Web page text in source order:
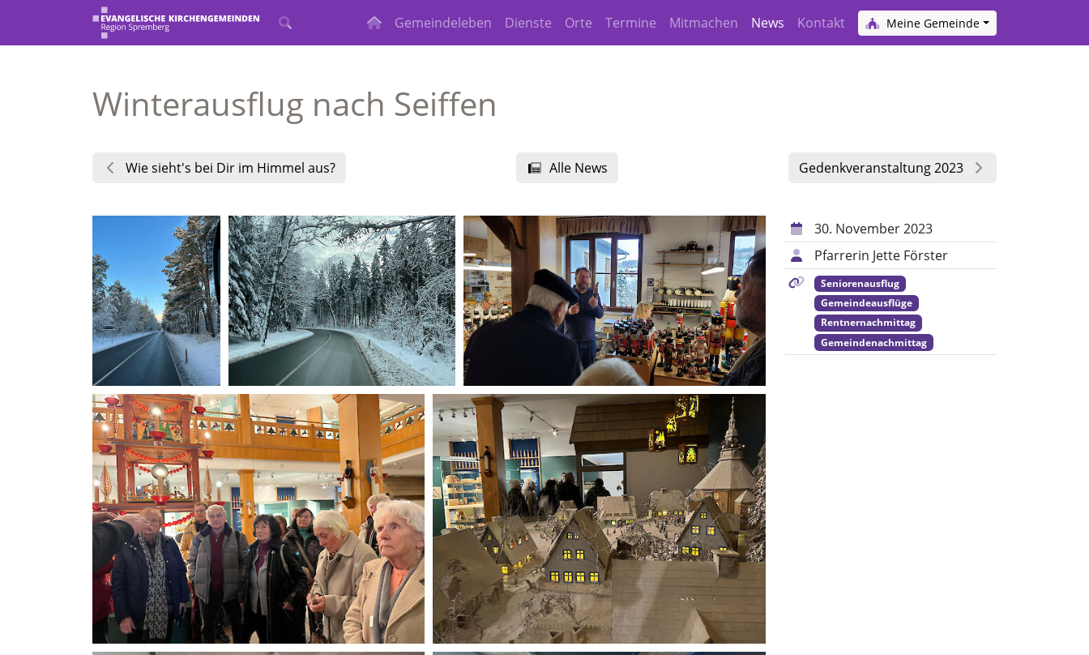
Gemeindeleben Dienste Orte Termine Mitmachen News Kontakt Meine Gemeinde
Winterausflug nach Seiffen
Wie sieht's bei Dir im Himmel aus? Alle News Gedenkveranstaltung 2023
30. November 2023
Pfarrerin Jette Förster
Seniorenausflug
Gemeindeausflüge
Rentnernachmittag
Gemeindenachmittag